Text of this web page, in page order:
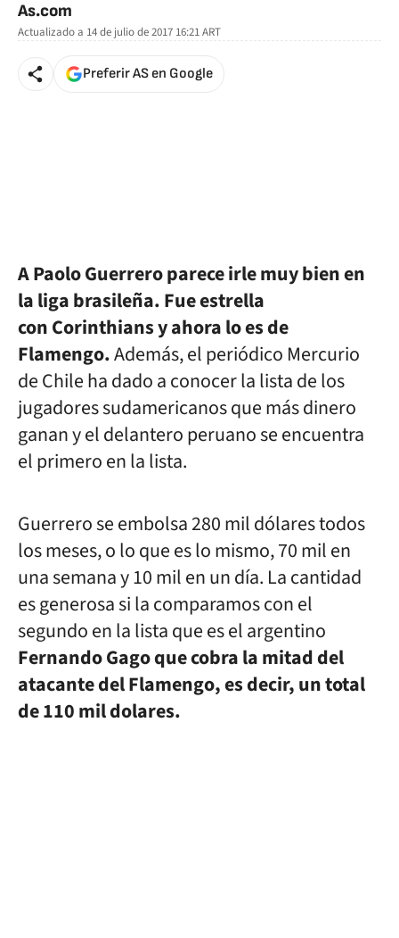
As.com
Actualizado a 14 de julio de 2017 16:21ART
Preferir AS en Google
A Paolo Guerrero parece irle muy bien en
la liga brasileña. Fue estrella
conCorinthians y ahora lo es de
Flamengo.Además, el periódico Mercurio
de Chileha dado a conocer la lista de los
jugadores sudamericanos que más dinero
ganan y el delantero peruano se encuentra
el primero en la lista.
Guerrero se embolsa 280 mil dólares todos
los meses, o lo que es lo mismo, 70 mil en
una semana y 10 mil en un día. La cantidad
es generosa si la comparamos con el
segundo en la lista que es el argentino
Fernando Gago que cobra la mitad del
atacante del Flamengo, es decir, un total
de 110 mil dolares.